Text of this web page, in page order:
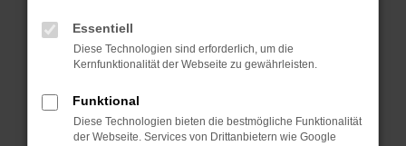
das Laden bestimmter Seiten verhindern.
Funktioniert die Seite in einem anderen Browser
oder in einem privaten Fenster?
Das kann manchmal helfen, vorübergehende
Probleme zu beheben.
Essentiell
Diese Technologien sind erforderlich, um die
Kernfunktionalität der Webseite zu gewährleisten.
Funktional
Diese Technologien bieten die bestmögliche Funktionalität
der Webseite. Services von Drittanbietern wie Google